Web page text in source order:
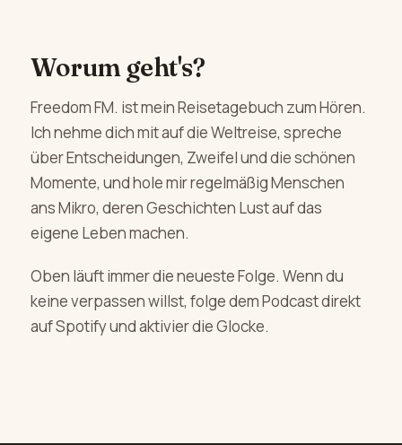
Worum geht's?
Freedom FM. ist mein Reisetagebuch zum Hören.
Ich nehme dich mit auf die Weltreise, spreche
über Entscheidungen, Zweifel und die schönen
Momente, und hole mir regelmäßig Menschen
ans Mikro, deren Geschichten Lust auf das
eigene Leben machen.
Oben läuft immer die neueste Folge. Wenn du
keine verpassen willst, folge dem Podcast direkt
auf Spotify und aktivier die Glocke.